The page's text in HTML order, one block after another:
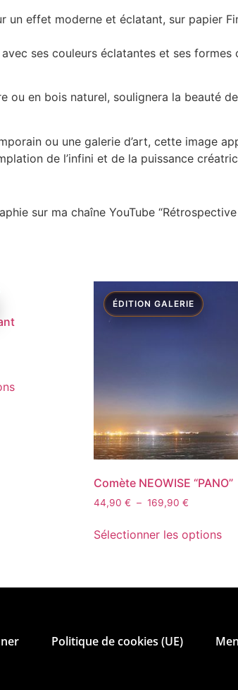
un effet moderne et éclatant, sur papier
ses couleurs éclatantes et ses
ou en bois naturel, soulignera la beauté
ou une galerie d’art, cette image
de l’infini et de la puissance
sur ma chaîne YouTube
Comète NEOWISE “PANO”
44,90€ – 169,90€
Sélectionner les options
Politique de cookies (UE)